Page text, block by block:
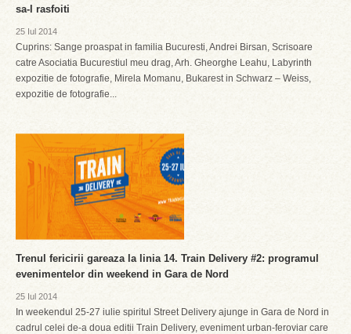
sa-l rasfoiti
25 Iul 2014
Cuprins: Sange proaspat in familia Bucuresti, Andrei Birsan, Scrisoare
catre Asociatia Bucurestiul meu drag, Arh. Gheorghe Leahu, Labyrinth
expozitie de fotografie, Mirela Momanu, Bukarest in Schwarz – Weiss,
expozitie de fotografie...
Trenul fericirii gareaza la linia 14. Train Delivery #2: programul
evenimentelor din weekend in Gara de Nord
25 Iul 2014
In weekendul 25-27 iulie spiritul Street Delivery ajunge in Gara de Nord in
cadrul celei de-a doua editii Train Delivery, eveniment urban-feroviar care